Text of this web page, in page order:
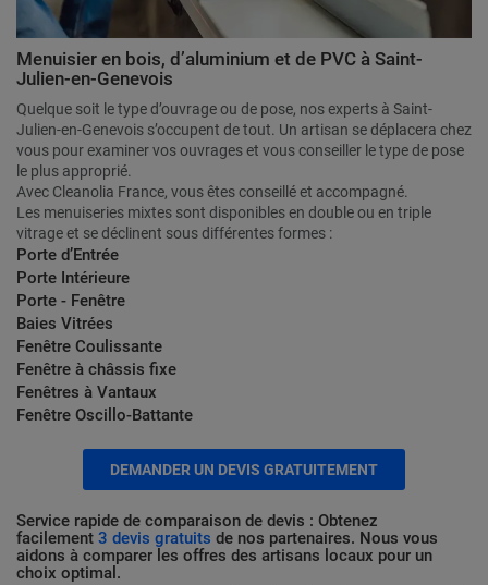
Menuisier en bois, d’aluminium et de PVC à Saint-
Julien-en-Genevois
Quelque soit le type d’ouvrage ou de pose, nos experts à Saint-
Julien-en-Genevois s’occupent de tout. Un artisan se déplacera chez
vous pour examiner vos ouvrages et vous conseiller le type de pose
le plus approprié.
Avec Cleanolia France, vous êtes conseillé et accompagné.
Les menuiseries mixtes sont disponibles en double ou en triple
vitrage et se déclinent sous différentes formes :
Porte d’Entrée
Porte Intérieure
Porte - Fenêtre
Baies Vitrées
Fenêtre Coulissante
Fenêtre à châssis fixe
Fenêtres à Vantaux
Fenêtre Oscillo-Battante
DEMANDER UN DEVIS GRATUITEMENT
Service rapide de comparaison de devis : Obtenez
facilement 3 devis gratuits de nos partenaires. Nous vous
aidons à comparer les offres des artisans locaux pour un
choix optimal.